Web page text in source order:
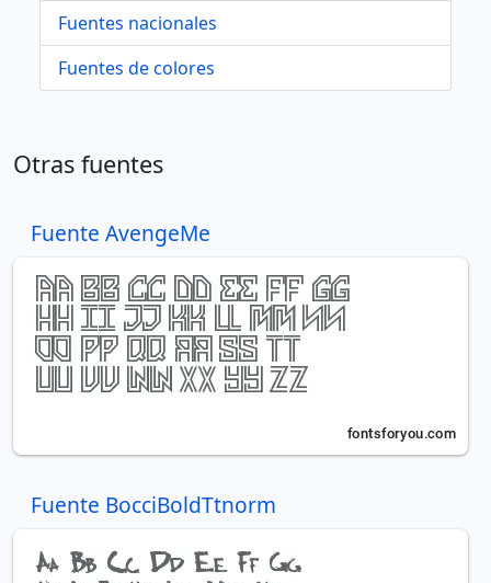
Fuentes nacionales
Fuentes de colores
Otras fuentes
Fuente AvengeMe
Fuente BocciBoldTtnorm